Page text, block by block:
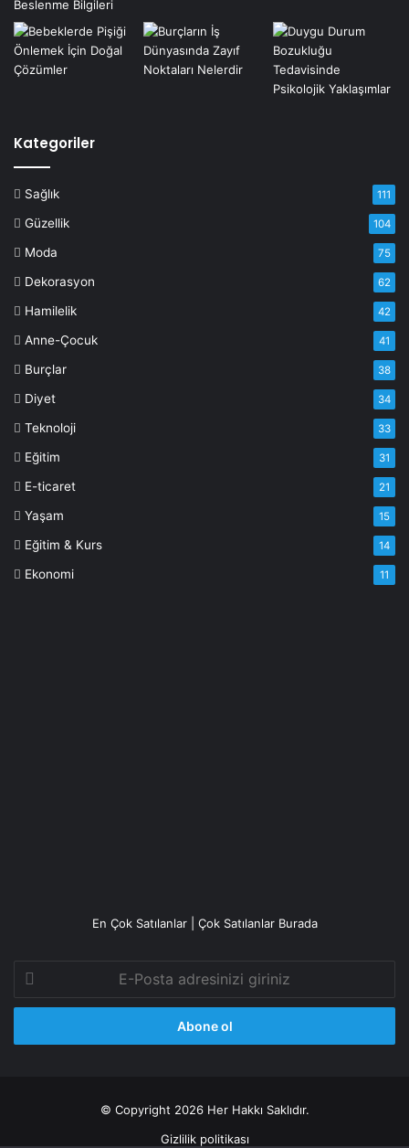
Kategoriler
Sağlık 111
Güzellik 104
Moda 75
Dekorasyon 62
Hamilelik 42
Anne-Çocuk 41
Burçlar 38
Diyet 34
Teknoloji 33
Eğitim 31
E-ticaret 21
Yaşam 15
Eğitim & Kurs 14
Ekonomi 11
En Çok Satılanlar | Çok Satılanlar Burada
Posta
adresinizi
© Copyright 2026 Her Hakkı Saklıdır.
Gizlilik politikası